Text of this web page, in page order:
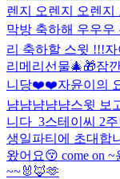
렌지 오렌지 오렌지
막방 축하해 우우
리 축하할 스윗 !!!
리메리선물🎄🎁잠
니당❤️❤️자윤이의
냠냠냠냠냠스윗 보
니다_3스테이씨 2
생일파티에 초대합
왔어요😚 come on ~
~~🐰🦊🫶